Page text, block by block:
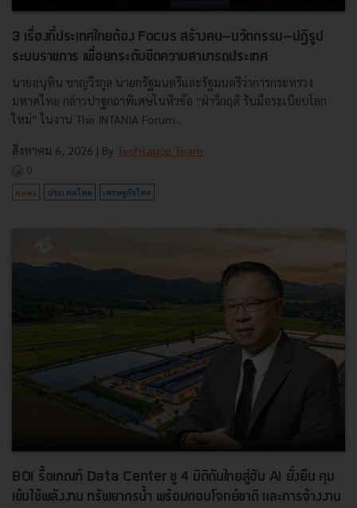
3 เรื่องที่ประเทศไทยต้อง Focus สร้างคน–นวัตกรรม–ปฏิรูป
ระบบราชการ เพื่อยกระดับขีดความสามารถประเทศ
นายอนุทิน ชาญวีรกูล นายกรัฐมนตรีและรัฐมนตรีว่าการกระทรวง
มหาดไทย กล่าวปาฐกถาพิเศษในหัวข้อ “ฝ่าวิกฤติ รับมือระเบียบโลก
ใหม่” ในงาน The INTANIA Forum...
สิงหาคม 6, 2026 | By Techsauce Team
0
News ประเทศไทย เศรษฐกิจไทย
BOI รื้อเกณฑ์ Data Center ชู 4 มิติดันไทยสู่ฮับ AI ยั่งยืน คุม
เข้มใช้พลังงาน ทรัพยากรน้ำ พร้อมตอบโจทย์ชาติ และการจ้างงาน